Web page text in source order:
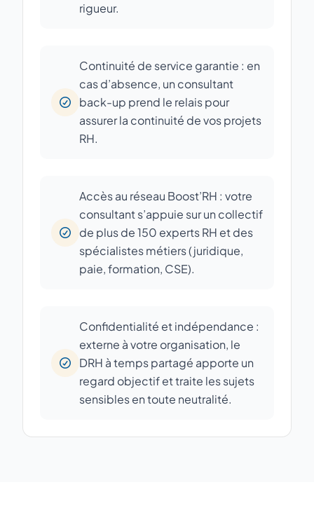
rigueur.
Continuité de service garantie : en
cas d’absence, un consultant
back-up prend le relais pour
assurer la continuité de vos projets
RH.
Accès au réseau Boost’RH : votre
consultant s’appuie sur un collectif
de plus de 150 experts RH et des
spécialistes métiers (juridique,
paie, formation, CSE).
Confidentialité et indépendance :
externe à votre organisation, le
DRH à temps partagé apporte un
regard objectif et traite les sujets
sensibles en toute neutralité.